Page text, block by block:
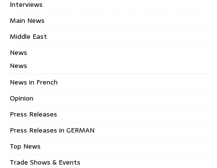
Interviews
Main News
Middle East
News
News
News in French
Opinion
Press Releases
Press Releases in GERMAN
Top News
Trade Shows & Events